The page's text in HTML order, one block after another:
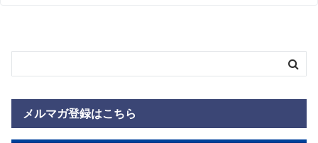
メルマガ登録はこちら